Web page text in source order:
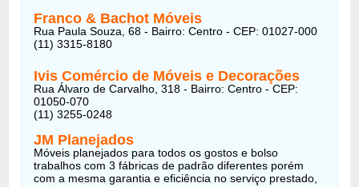
Franco & Bachot Móveis
Rua Paula Souza, 68 - Bairro: Centro - CEP: 01027-000
(11) 3315-8180
Ivis Comércio de Móveis e Decorações
Rua Álvaro de Carvalho, 318 - Bairro: Centro - CEP:
01050-070
(11) 3255-0248
JM Planejados
Móveis planejados para todos os gostos e bolso
trabalhos com 3 fábricas de padrão diferentes porém
com a mesma garantia e eficiência no serviço prestado,